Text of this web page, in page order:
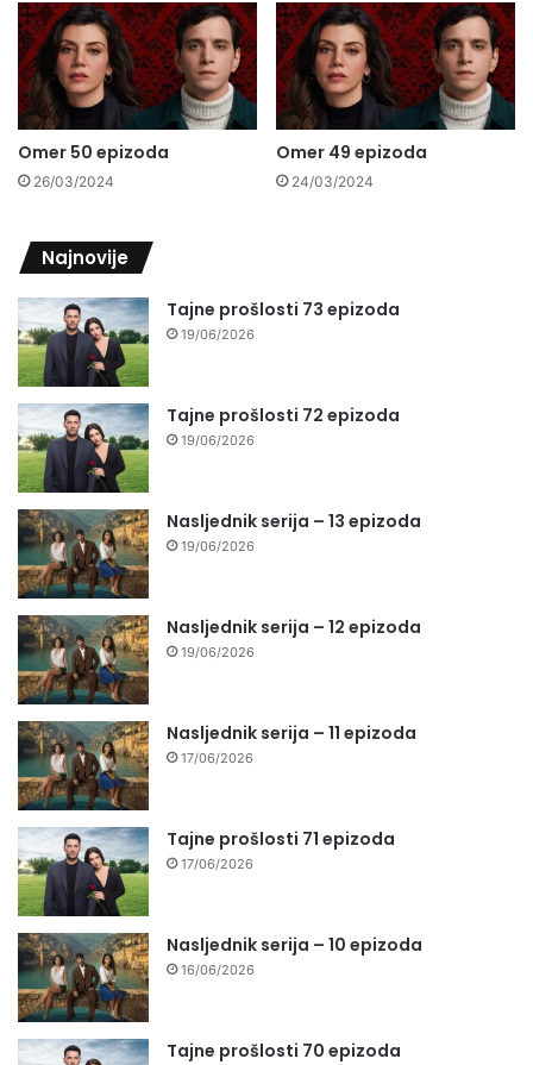
Omer 50 epizoda
26/03/2024
Omer 49 epizoda
24/03/2024
Najnovije
Tajne prošlosti 73 epizoda
19/06/2026
Tajne prošlosti 72 epizoda
19/06/2026
Nasljednik serija – 13 epizoda
19/06/2026
Nasljednik serija – 12 epizoda
19/06/2026
Nasljednik serija – 11 epizoda
17/06/2026
Tajne prošlosti 71 epizoda
17/06/2026
Nasljednik serija – 10 epizoda
16/06/2026
Tajne prošlosti 70 epizoda